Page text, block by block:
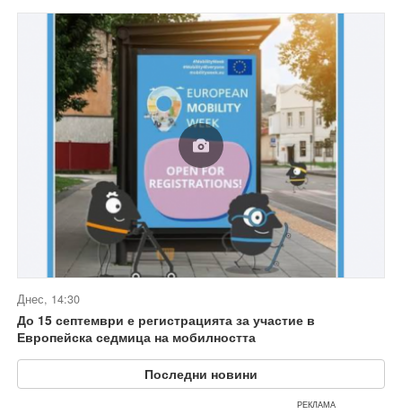
Днес, 14:30
До 15 септември е регистрацията за участие в
Европейска седмица на мобилността
Последни новини
РЕКЛАМА